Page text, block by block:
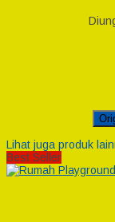
Lihat juga produk
Best Seller